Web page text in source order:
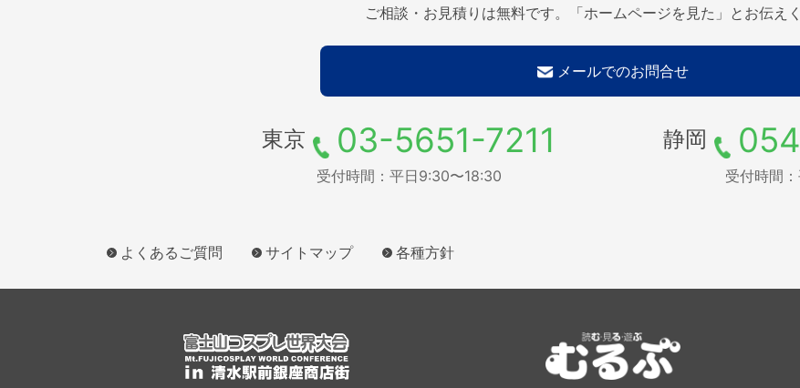
ご相談・お見積りは無料です。「ホームページを見た」とお伝えく
メールでのお問合せ
東京 03-5651-7211
受付時間：平日9:30〜18:30
静岡
受付時間
よくあるご質問 サイトマップ 各種方針